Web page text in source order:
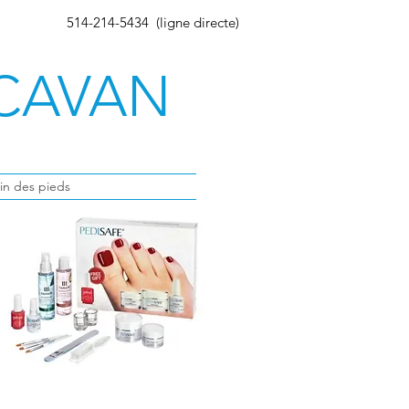
514-214-5434 (ligne directe)
des pieds